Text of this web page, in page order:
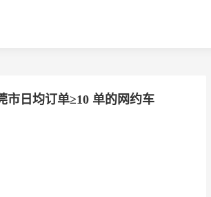
市日均订单≥10 单的网约车